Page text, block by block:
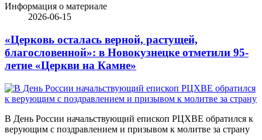
Информация о материале
2026-06-15
«Церковь осталась верной, растущей,
благословенной»: в Новокузнецке отметили 95-
летие «Церкви на Камне»
В День России начальствующий епископ РЦХВЕ обратился к
верующим с поздравлением и призывом к молитве за страну